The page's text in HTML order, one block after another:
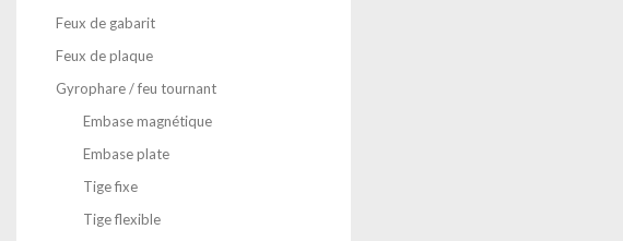
Feux de gabarit
Feux de plaque
Gyrophare / feu tournant
Embase magnétique
Embase plate
Tige fixe
Tige flexible